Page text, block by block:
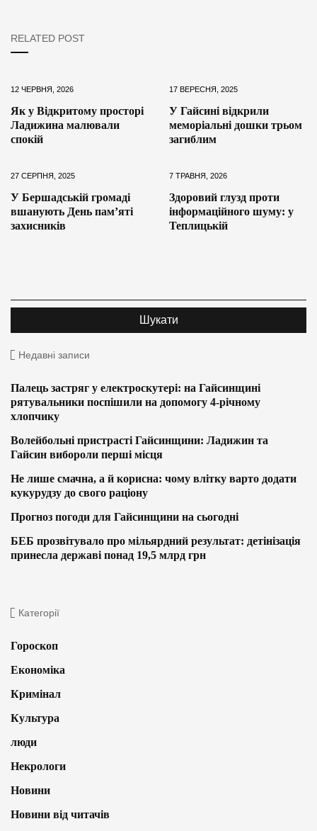
RELATED POST
12 ЧЕРВНЯ, 2026
Як у Відкритому просторі
Ладижина малювали
спокій
17 ВЕРЕСНЯ, 2025
У Гайсині відкрили
меморіальні дошки трьом
загиблим
27 СЕРПНЯ, 2025
У Бершадській громаді
вшанують День пам’яті
захисників
7 ТРАВНЯ, 2026
Здоровий глузд проти
інформаційного шуму: у
Теплицькій
Недавні записи
Палець застряг у електроскутері: на Гайсинщині
рятувальники поспішили на допомогу 4-річному
хлопчику
Волейбольні пристрасті Гайсинщини: Ладижин та
Гайсин вибороли перші місця
Не лише смачна, а й корисна: чому влітку варто додати
кукурудзу до свого раціону
Прогноз погоди для Гайсинщини на сьогодні
БЕБ прозвітувало про мільярдний результат: детінізація
принесла державі понад 19,5 млрд грн
Категорії
Гороскоп
Економіка
Кримінал
Культура
люди
Некрологи
Новини
Новини від читачів